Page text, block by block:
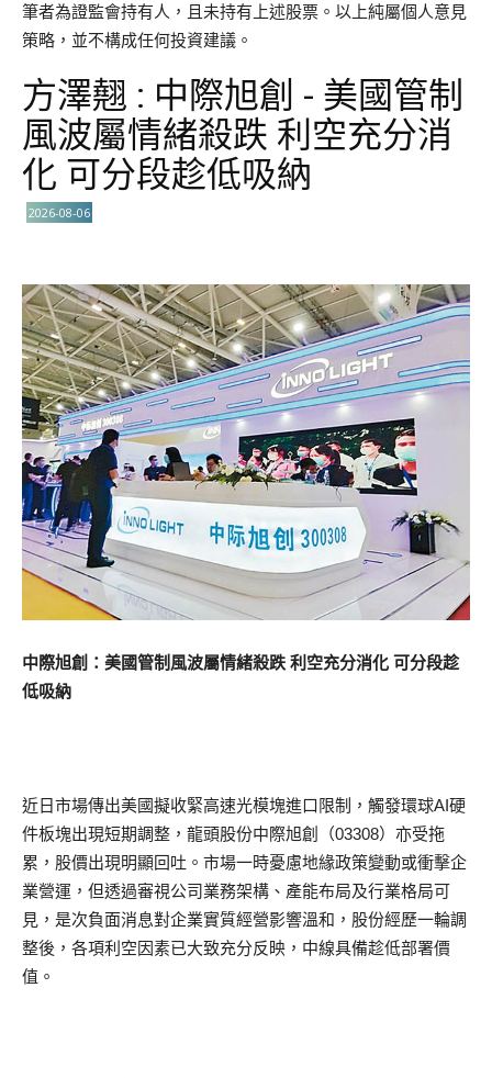
筆者為證監會持有人，且未持有上述股票。以上純屬個人意見
策略，並不構成任何投資建議。
方澤翹 : 中際旭創 - 美國管制
風波屬情緒殺跌 利空充分消
化 可分段趁低吸納
2026-08-06
中際旭創：美國管制風波屬情緒殺跌 利空充分消化 可分段趁
低吸納
近日市場傳出美國擬收緊高速光模塊進口限制，觸發環球AI硬
件板塊出現短期調整，龍頭股份中際旭創（03308）亦受拖
累，股價出現明顯回吐。市場一時憂慮地緣政策變動或衝擊企
業營運，但透過審視公司業務架構、產能布局及行業格局可
見，是次負面消息對企業實質經營影響溫和，股份經歷一輪調
整後，各項利空因素已大致充分反映，中線具備趁低部署價
值。